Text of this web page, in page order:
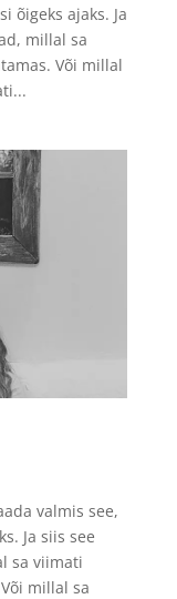
õigeks ajaks. Ja
millal sa
Või millal
valmis see,
Ja siis see
sa viimati
millal sa